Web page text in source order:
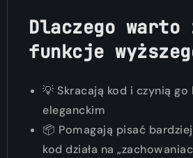
Dlaczego warto
funkcje
💡 Skracają kod i czynią go
eleganckim
📦 Pomagają pisać
kod działa na